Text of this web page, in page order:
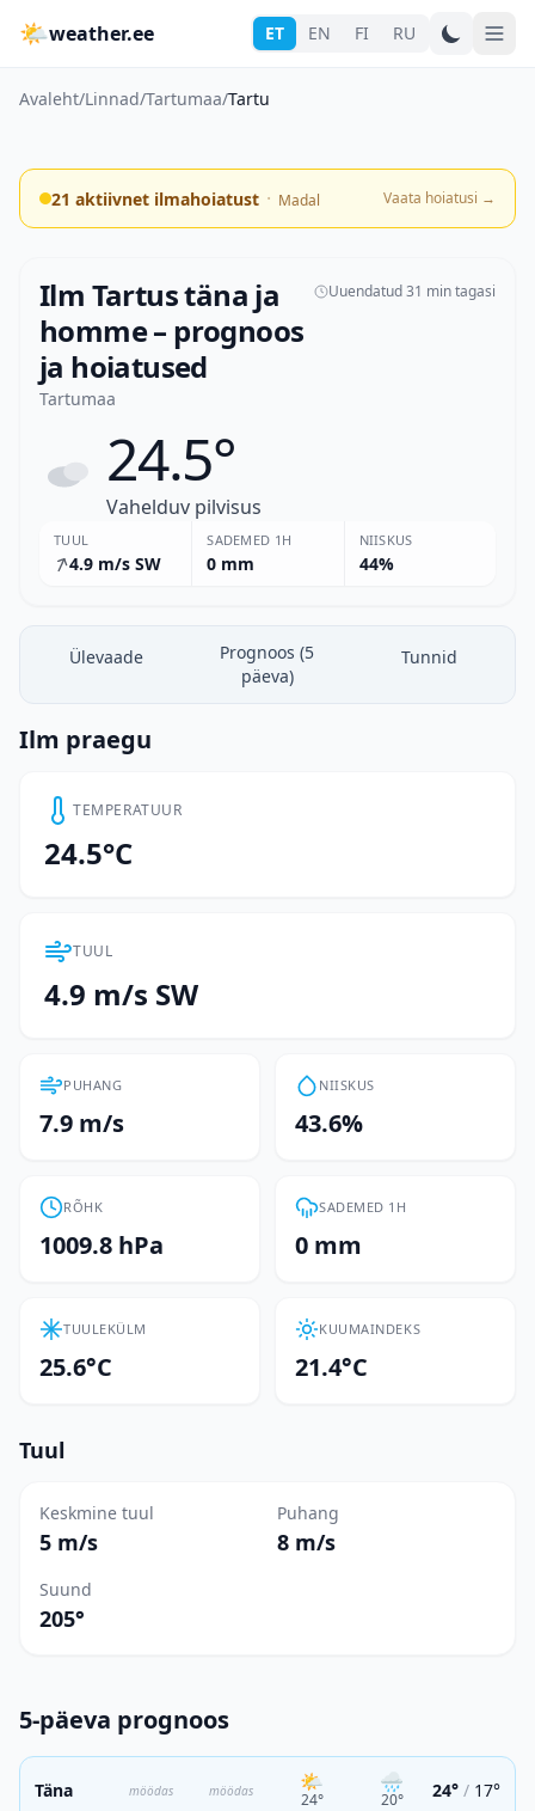
🌤weather.ee ET EN FI RU
Avaleht/Linnad/Tartumaa/Tartu
21 aktiivnet ilmahoiatust · Madal Vaata hoiatusi →
Ilm Tartus täna ja
homme – prognoos
ja hoiatused
Tartumaa
Uuendatud 31 min tagasi
24.5°
Vahelduv pilvisus
TUUL
4.9 m/s SW
SADEMED 1H
0 mm
NIISKUS
44%
Ülevaade
Prognoos (5
päeva)
Tunnid
Ilm praegu
TEMPERATUUR
24.5°C
TUUL
4.9 m/s SW
PUHANG
7.9 m/s
NIISKUS
43.6%
RÕHK
1009.8 hPa
SADEMED 1H
0 mm
TUULEKÜLM
25.6°C
KUUMAINDEKS
21.4°C
Tuul
Keskmine tuul
5 m/s
Puhang
8 m/s
Suund
205°
5-päeva prognoos
Täna möödas möödas 🌤️
24°
🌧️
20° 24° / 17°